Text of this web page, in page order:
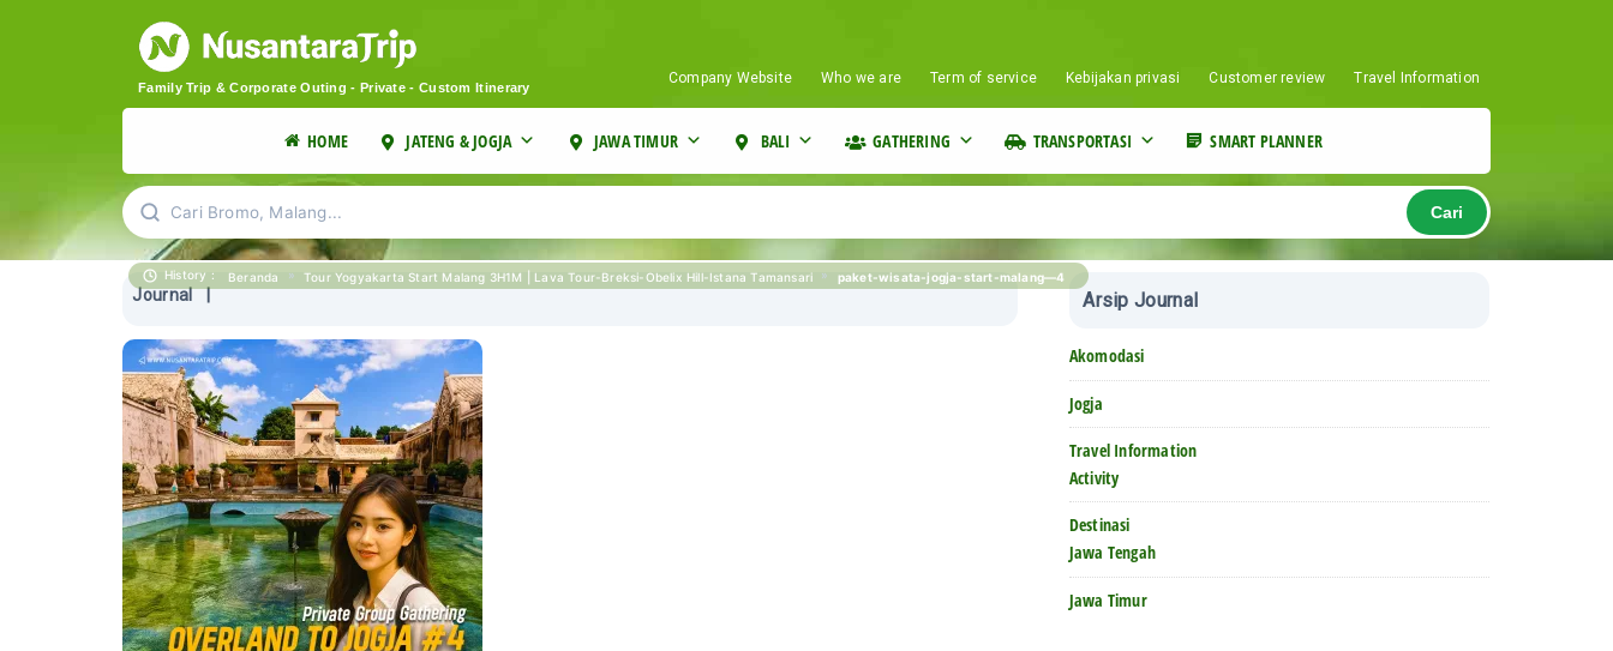
Family Trip & Corporate Outing - Private - Custom Itinerary
Company Website Who we are Term of service Kebijakan privasi Customer review Travel Information
HOME JATENG & JOGJA JAWA TIMUR BALI GATHERING TRANSPORTASI SMART PLANNER
Cari Bromo, Malang... Cari
History : Beranda » Tour Yogyakarta Start Malang 3H1M | Lava Tour-Breksi-Obelix Hill-Istana Tamansari » paket-wisata-jogja-start-malang—4
Journal | Arsip Journal
Akomodasi
Jogja
Travel Information
Activity
Destinasi
Jawa Tengah
Jawa Timur